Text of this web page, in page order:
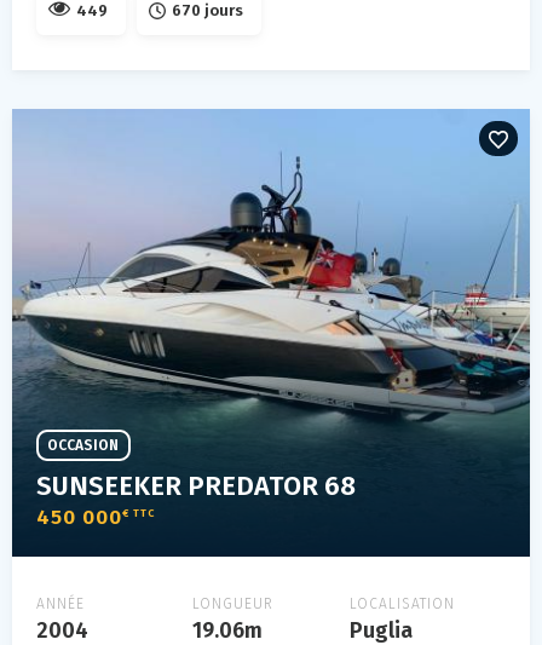
449 670 jours
SUNSEEKER PREDATOR 68
450 000€ TTC
OCCASION
ANNÉE
2004
LONGUEUR
19.06m
LOCALISATION
Puglia